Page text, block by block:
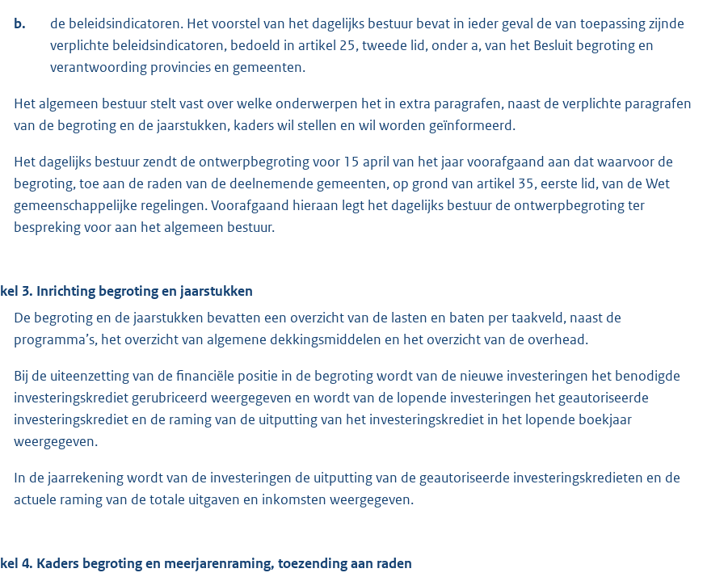
b.
de beleidsindicatoren. Het voorstel van het dagelijks bestuur bevat in ieder geval de van toepassing zijnde
verplichte beleidsindicatoren, bedoeld in artikel 25, tweede lid, onder a, van het Besluit begroting en
verantwoording provincies en gemeenten.
Het algemeen bestuur stelt vast over welke onderwerpen het in extra paragrafen, naast de verplichte paragrafen
van de begroting en de jaarstukken, kaders wil stellen en wil worden geïnformeerd.
Het dagelijks bestuur zendt de ontwerpbegroting voor 15 april van het jaar voorafgaand aan dat waarvoor de
begroting, toe aan de raden van de deelnemende gemeenten, op grond van artikel 35, eerste lid, van de Wet
gemeenschappelijke regelingen. Voorafgaand hieraan legt het dagelijks bestuur de ontwerpbegroting ter
bespreking voor aan het algemeen bestuur.
3. Inrichting begroting en jaarstukken
De begroting en de jaarstukken bevatten een overzicht van de lasten en baten per taakveld, naast de
programma’s, het overzicht van algemene dekkingsmiddelen en het overzicht van de overhead.
Bij de uiteenzetting van de financiële positie in de begroting wordt van de nieuwe investeringen het benodigde
investeringskrediet gerubriceerd weergegeven en wordt van de lopende investeringen het geautoriseerde
investeringskrediet en de raming van de uitputting van het investeringskrediet in het lopende boekjaar
weergegeven.
In de jaarrekening wordt van de investeringen de uitputting van de geautoriseerde investeringskredieten en de
actuele raming van de totale uitgaven en inkomsten weergegeven.
4. Kaders begroting en meerjarenraming, toezending aan raden